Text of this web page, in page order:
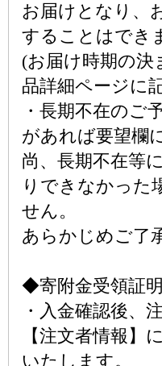
お届けとなり、
することはでき
(お届け時期の
品詳細ページに
・長期不在のご
があれば要望欄
尚、長期不在等
りできなかった
せん。
あらかじめご了
◆寄附金受領証
・入金確認後、
【注文者情報】
いたします。